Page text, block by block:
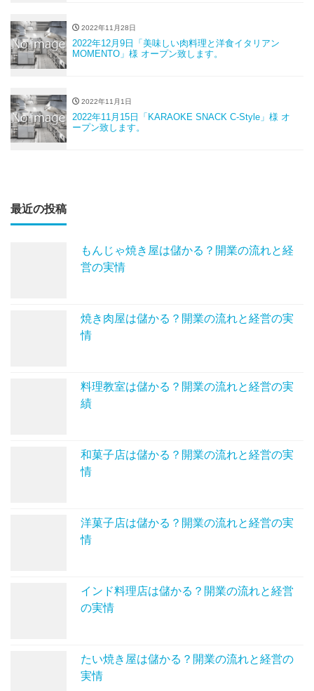
2022年11月28日
2022年12月9日「美味しい肉料理と洋食イタリアン
MOMENTO」様 オープン致します。
2022年11月1日
2022年11月15日「KARAOKE SNACK C-Style」様 オ
ープン致します。
最近の投稿
もんじゃ焼き屋は儲かる？開業の流れと経
営の実情
焼き肉屋は儲かる？開業の流れと経営の実
情
料理教室は儲かる？開業の流れと経営の実
績
和菓子店は儲かる？開業の流れと経営の実
情
洋菓子店は儲かる？開業の流れと経営の実
情
インド料理店は儲かる？開業の流れと経営
の実情
たい焼き屋は儲かる？開業の流れと経営の
実情